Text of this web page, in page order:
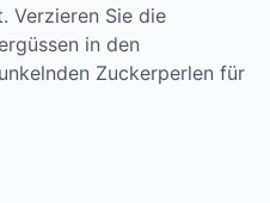
Verzieren Sie die
in den
Zuckerperlen für